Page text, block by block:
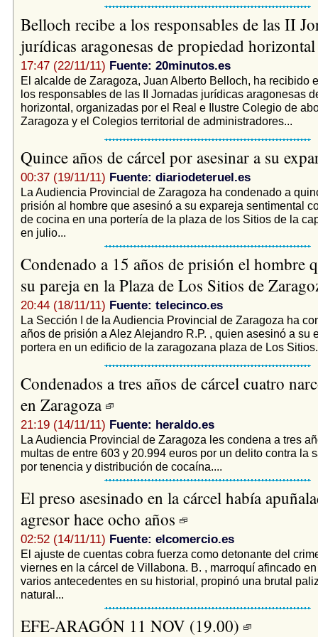
Belloch recibe a los responsables de las II
jurídicas aragonesas de propiedad
17:47 (22/11/11) Fuente: 20minutos.es
El alcalde de Zaragoza, Juan Alberto Belloch, ha recibido
los responsables de las II Jornadas jurídicas aragonesas
horizontal, organizadas por el Real e Ilustre Colegio de
Zaragoza y el Colegios territorial de administradores...
Quince años de cárcel por asesinar a su
00:37 (19/11/11) Fuente: diariodeteruel.es
La Audiencia Provincial de Zaragoza ha condenado a
prisión al hombre que asesinó a su expareja sentimental
de cocina en una portería de la plaza de los Sitios de la
en julio...
Condenado a 15 años de prisión el hombre
su pareja en la Plaza de Los Sitios de
20:44 (18/11/11) Fuente: telecinco.es
La Sección I de la Audiencia Provincial de Zaragoza ha
años de prisión a Alez Alejandro R.P. , quien asesinó a su
portera en un edificio de la zaragozana plaza de Los
Condenados a tres años de cárcel cuatro
en Zaragoza
21:19 (14/11/11) Fuente: heraldo.es
La Audiencia Provincial de Zaragoza les condena a tres
multas de entre 603 y 20.994 euros por un delito contra la
por tenencia y distribución de cocaína....
El preso asesinado en la cárcel había
agresor hace ocho años
02:52 (14/11/11) Fuente: elcomercio.es
El ajuste de cuentas cobra fuerza como detonante del
viernes en la cárcel de Villabona. B. , marroquí afincado
varios antecedentes en su historial, propinó una brutal
natural...
EFE-ARAGÓN 11 NOV (19.00)